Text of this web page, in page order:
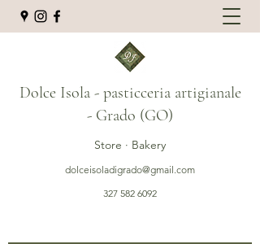
Dolce Isola - pasticceria artigianale
- Grado (GO)
Store · Bakery
dolceisoladigrado@gmail.com
327 582 6092